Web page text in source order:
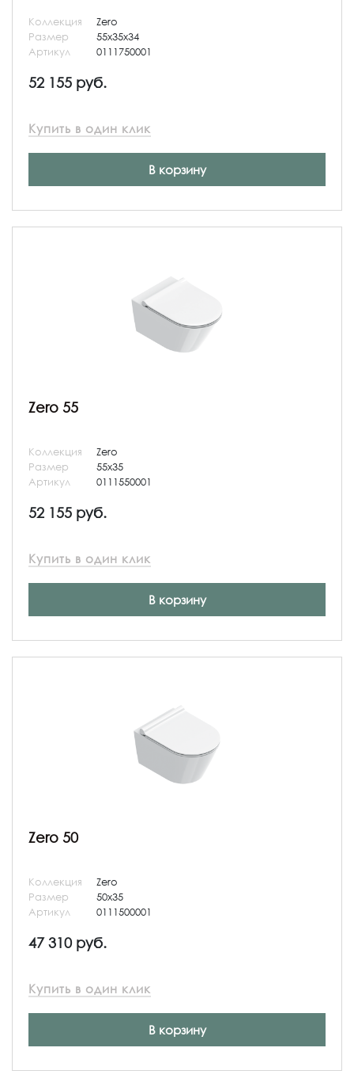
Коллекция
Zero
Размер
55x35x34
Артикул
0111750001
52 155 руб.
Купить в один клик
В корзину
Zero 55
Коллекция
Zero
Размер
55x35
Артикул
0111550001
52 155 руб.
Купить в один клик
В корзину
Zero 50
Коллекция
Zero
Размер
50x35
Артикул
0111500001
47 310 руб.
Купить в один клик
В корзину